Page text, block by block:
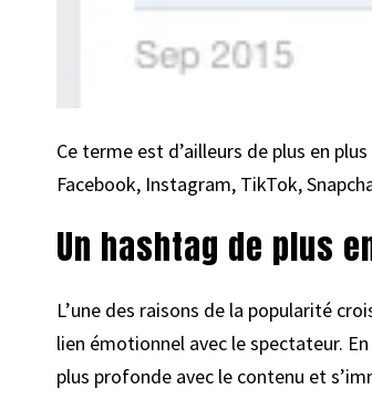
Ce terme est d’ailleurs de plus en
Facebook, Instagram, TikTok,
Un hashtag de plus
L’une des raisons de la popularité
lien émotionnel avec le spectateur.
plus profonde avec le contenu et